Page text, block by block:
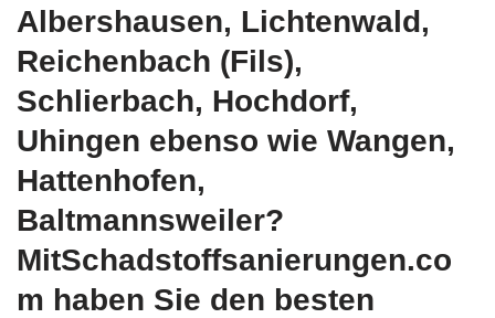
Albershausen, Lichtenwald,
Reichenbach (Fils),
Schlierbach, Hochdorf,
Uhingen ebenso wie Wangen,
Hattenhofen,
Baltmannsweiler?
MitSchadstoffsanierungen.co
m haben Sie den besten